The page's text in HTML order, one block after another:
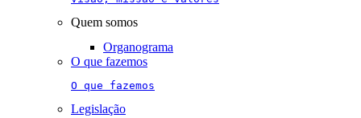
Quem somos
Organograma
O que fazemos
O que fazemos
Legislação